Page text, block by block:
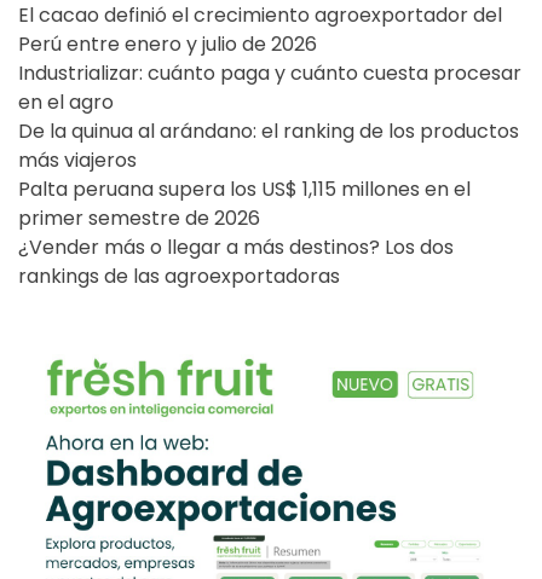
El cacao definió el crecimiento agroexportador del
Perú entre enero y julio de 2026
Industrializar: cuánto paga y cuánto cuesta procesar
en el agro
De la quinua al arándano: el ranking de los productos
más viajeros
Palta peruana supera los US$ 1,115 millones en el
primer semestre de 2026
¿Vender más o llegar a más destinos? Los dos
rankings de las agroexportadoras